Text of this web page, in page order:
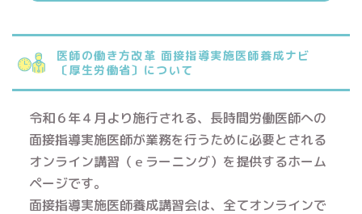
医師の働き方改革 面接指導実施医師養成ナビ
〔厚生労働省〕について
令和６年４月より施行される、長時間労働医師への
面接指導実施医師が業務を行うために必要とされる
オンライン講習（ｅラーニング）を提供するホーム
ページです。
面接指導実施医師養成講習会は、全てオンラインで